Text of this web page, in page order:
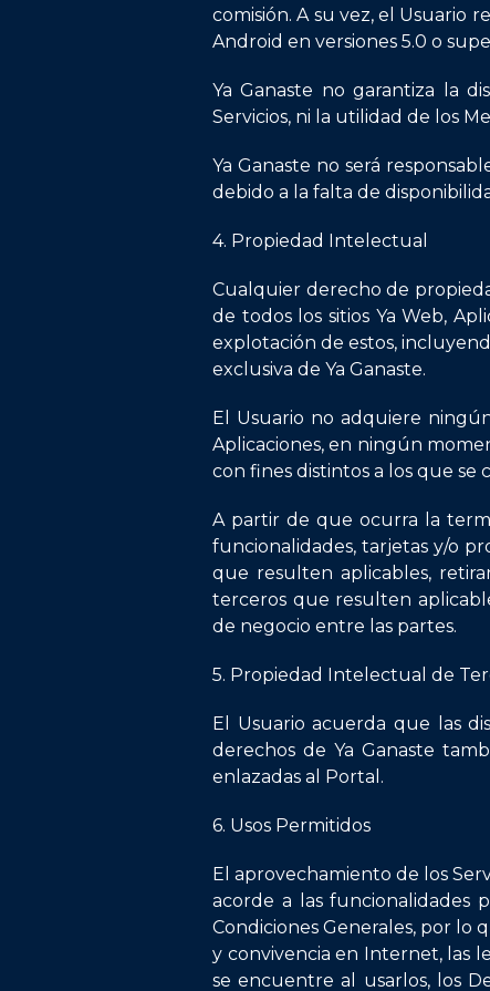
comisión. A su vez, el Usuario
Android en versiones 5.0 o
Ya Ganaste no garantiza la
Servicios, ni la utilidad de los
Ya Ganaste no será
debido a la falta de
4. Propiedad Intelectual
Cualquier derecho de
de todos los sitios Ya Web,
explotación de estos,
exclusiva de Ya Ganaste.
El Usuario no adquiere
Aplicaciones, en ningún
con fines distintos a los que se
A partir de que ocurra la
funcionalidades, tarjetas y/o
que resulten aplicables,
terceros que resulten
de negocio entre las partes.
5. Propiedad Intelectual de
El Usuario acuerda que las
derechos de Ya Ganaste
enlazadas al Portal.
6. Usos Permitidos
El aprovechamiento de los
acorde a las funcionalidades
Condiciones Generales, por lo
y convivencia en Internet, las
se encuentre al usarlos, los